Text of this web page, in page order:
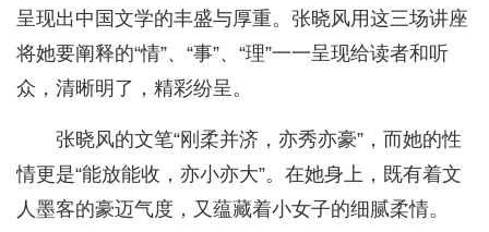
呈现出中国文学的丰盛与厚重。张晓风用这三场讲座
将她要阐释的“情”、“事”、“理”一一呈现给读者和听
众，清晰明了，精彩纷呈。
张晓风的文笔“刚柔并济，亦秀亦豪”，而她的性
情更是“能放能收，亦小亦大”。在她身上，既有着文
人墨客的豪迈气度，又蕴藏着小女子的细腻柔情。